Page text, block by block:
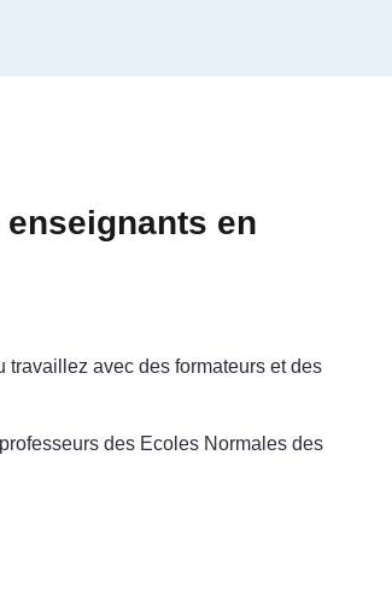
en
travaillez avec des formateurs et des
des Ecoles Normales des